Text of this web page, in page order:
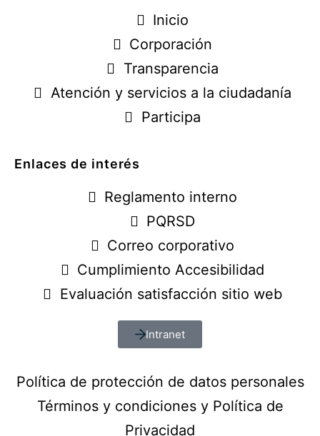
Inicio
Corporación
Transparencia
Atención y servicios a la ciudadanía
Participa
Enlaces de interés
Reglamento interno
PQRSD
Correo corporativo
Cumplimiento Accesibilidad
Evaluación satisfacción sitio web
Intranet
Política de protección de datos personales
Términos y condiciones y Política de
Privacidad